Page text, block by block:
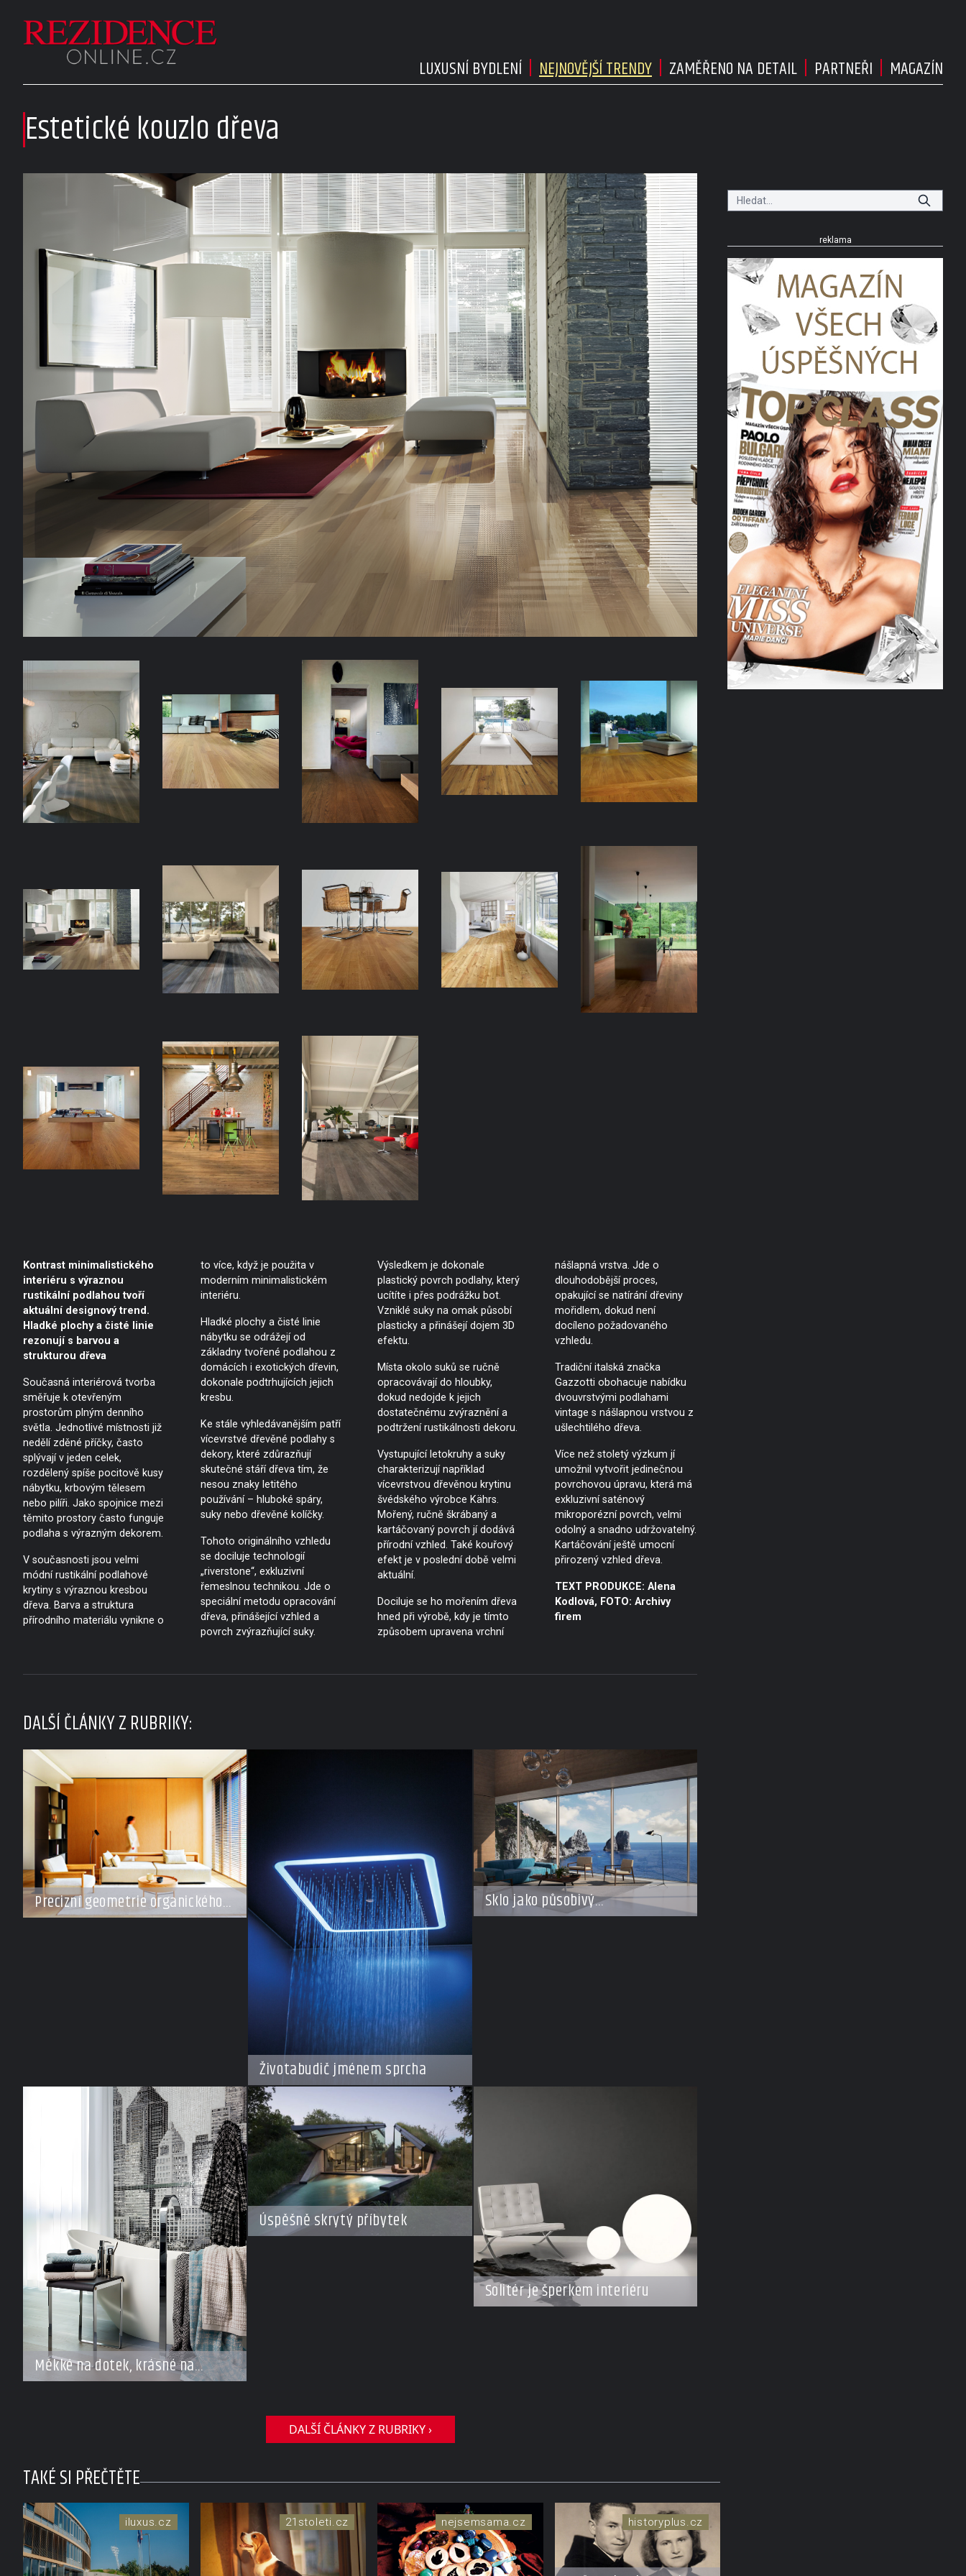
LUXUSNÍ BYDLENÍ NEJNOVĚJŠÍ TRENDY ZAMĚŘENO NA DETAIL PARTNEŘI MAGAZÍN
Estetické kouzlo dřeva
Kontrast minimalistického
interiéru s výraznou
rustikální podlahou tvoří
aktuální designový trend.
Hladké plochy a čisté linie
rezonují s barvou a
strukturou dřeva
Současná interiérová tvorba
směřuje k otevřeným
prostorům plným denního
světla. Jednotlivé místnosti již
nedělí zděné příčky, často
splývají v jeden celek,
rozdělený spíše pocitově kusy
nábytku, krbovým tělesem
nebo pilíři. Jako spojnice mezi
těmito prostory často funguje
podlaha s výrazným dekorem.
V současnosti jsou velmi
módní rustikální podlahové
krytiny s výraznou kresbou
dřeva. Barva a struktura
přírodního materiálu vynikne o
to více, když je použita v
moderním minimalistickém
interiéru.
Hladké plochy a čisté linie
nábytku se odrážejí od
základny tvořené podlahou z
domácích i exotických dřevin,
dokonale podtrhujících jejich
kresbu.
Ke stále vyhledávanějším patří
vícevrstvé dřevěné podlahy s
dekory, které zdůrazňují
skutečné stáří dřeva tím, že
nesou znaky letitého
používání – hluboké spáry,
suky nebo dřevěné kolíčky.
Tohoto originálního vzhledu
se dociluje technologií
„riverstone“, exkluzivní
řemeslnou technikou. Jde o
speciální metodu opracování
dřeva, přinášející vzhled a
povrch zvýrazňující suky.
Výsledkem je dokonale
plastický povrch podlahy, který
ucítíte i přes podrážku bot.
Vzniklé suky na omak působí
plasticky a přinášejí dojem 3D
efektu.
Místa okolo suků se ručně
opracovávají do hloubky,
dokud nedojde k jejich
dostatečnému zvýraznění a
podtržení rustikálnosti dekoru.
Vystupující letokruhy a suky
charakterizují například
vícevrstvou dřevěnou krytinu
švédského výrobce Kährs.
Mořený, ručně škrábaný a
kartáčovaný povrch jí dodává
přírodní vzhled. Také kouřový
efekt je v poslední době velmi
aktuální.
Dociluje se ho mořením dřeva
hned při výrobě, kdy je tímto
způsobem upravena vrchní
nášlapná vrstva. Jde o
dlouhodobější proces,
opakující se natírání dřeviny
mořidlem, dokud není
docíleno požadovaného
vzhledu.
Tradiční italská značka
Gazzotti obohacuje nabídku
dvouvrstvými podlahami
vintage s nášlapnou vrstvou z
ušlechtilého dřeva.
Více než stoletý výzkum jí
umožnil vytvořit jedinečnou
povrchovou úpravu, která má
exkluzivní saténový
mikroporézní povrch, velmi
odolný a snadno udržovatelný.
Kartáčování ještě umocní
přirozený vzhled dřeva.
TEXT PRODUKCE: Alena
Kodlová, FOTO: Archivy
firem
DALŠÍ ČLÁNKY Z RUBRIKY:
Precizní geometrie organického
klidu
Životabudič jménem sprcha
Sklo jako působivý
architektonický materiál
Měkké na dotek, krásné na
pohled
Úspěšně skrytý příbytek
Solitér je šperkem interiéru
DALŠÍ ČLÁNKY Z RUBRIKY ›
TAKÉ SI PŘEČTĚTE
iluxus.cz 21stoleti.cz nejsemsama.cz historyplus.cz
reklama